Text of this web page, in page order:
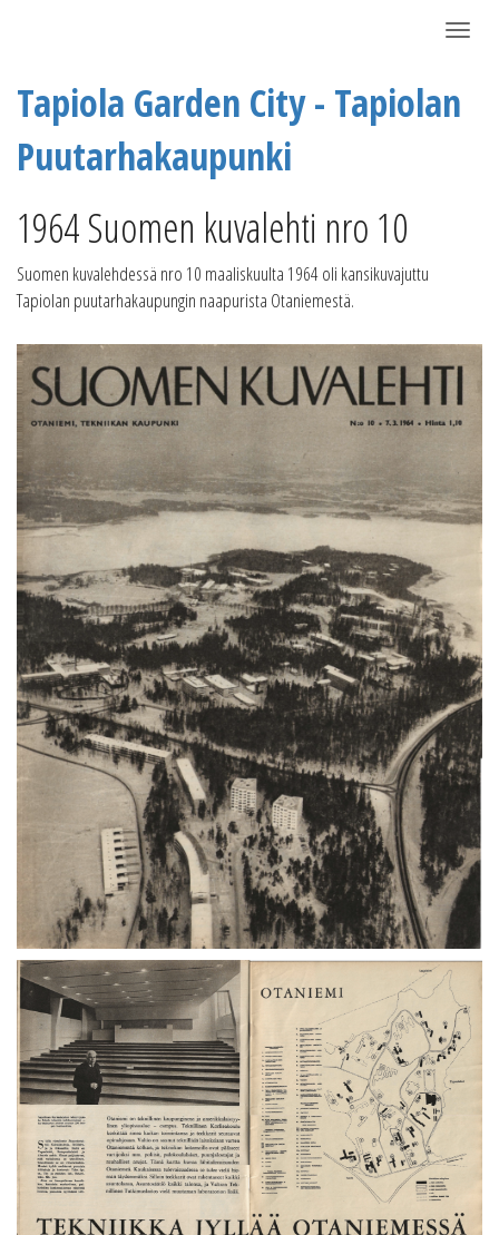
Tapiola Garden City - Tapiolan
Puutarhakaupunki
1964 Suomen kuvalehti nro 10
Suomen kuvalehdessä nro 10 maaliskuulta 1964 oli kansikuvajuttu
Tapiolan puutarhakaupungin naapurista Otaniemestä.